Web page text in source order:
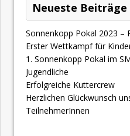
Neueste Beiträge
Sonnenkopp Pokal 2023 –
Erster Wettkampf für
1. Sonnenkopp Pokal im
Jugendliche
Erfolgreiche Kuttercrew
Herzlichen Glückwunsch
TeilnehmerInnen